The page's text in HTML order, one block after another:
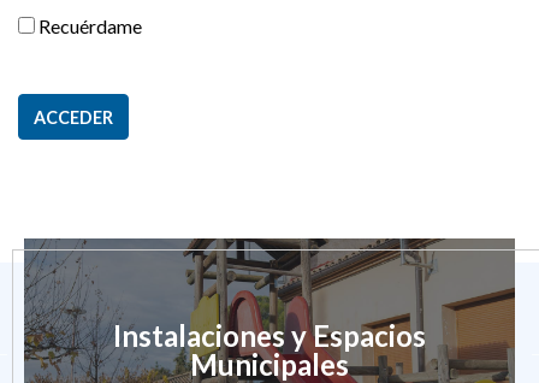
Recuérdame
ACCEDER
Instalaciones y Espacios
Municipales